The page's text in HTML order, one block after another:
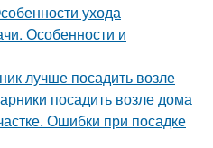
ухода
Особенности и
лучше посадить возле
посадить возле дома
Ошибки при посадке